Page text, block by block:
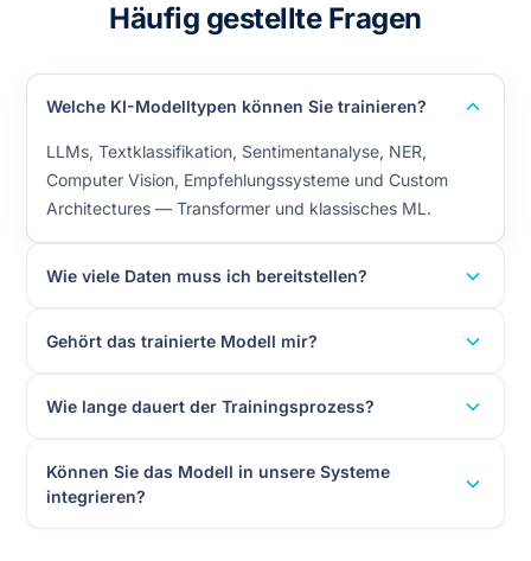
Häufig gestellte Fragen
Welche KI-Modelltypen können Sie trainieren?
LLMs, Textklassifikation, Sentimentanalyse, NER,
Computer Vision, Empfehlungssysteme und Custom
Architectures — Transformer und klassisches ML.
Wie viele Daten muss ich bereitstellen?
Gehört das trainierte Modell mir?
Wie lange dauert der Trainingsprozess?
Können Sie das Modell in unsere Systeme
integrieren?